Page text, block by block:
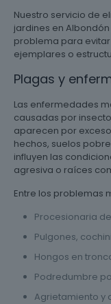
Nuestro servicio de
jardines en
problema para
ejemplares o
Plagas y
Las enfermedades
causadas por
aparecen por
hechos, suelos
influyen las
agresiva o raíces
Entre los problemas
Procesionaria
Pulgones,
Hongos en
Podredumbre
Agrietamiento y